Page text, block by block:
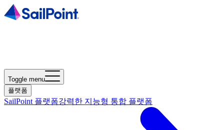
Toggle menu
플랫폼
SailPoint 플랫폼강력한 지능형 통합 플랫폼